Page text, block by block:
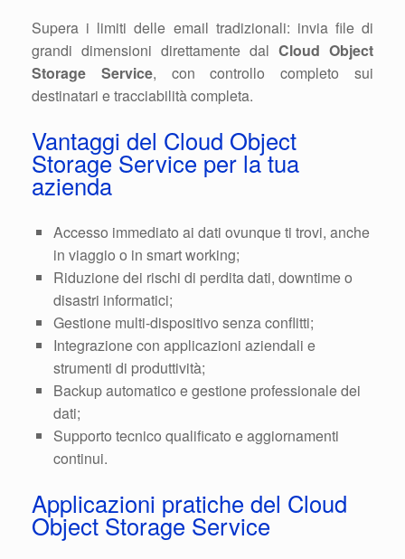
Supera i limiti delle email tradizionali: invia file di
grandi dimensioni direttamente dal Cloud Object
Storage Service, con controllo completo sui
destinatari e tracciabilità completa.
Vantaggi del Cloud Object
Storage Service per la tua
azienda
Accesso immediato ai dati ovunque ti trovi, anche
in viaggio o in smart working;
Riduzione dei rischi di perdita dati, downtime o
disastri informatici;
Gestione multi-dispositivo senza conflitti;
Integrazione con applicazioni aziendali e
strumenti di produttività;
Backup automatico e gestione professionale dei
dati;
Supporto tecnico qualificato e aggiornamenti
continui.
Applicazioni pratiche del Cloud
Object Storage Service